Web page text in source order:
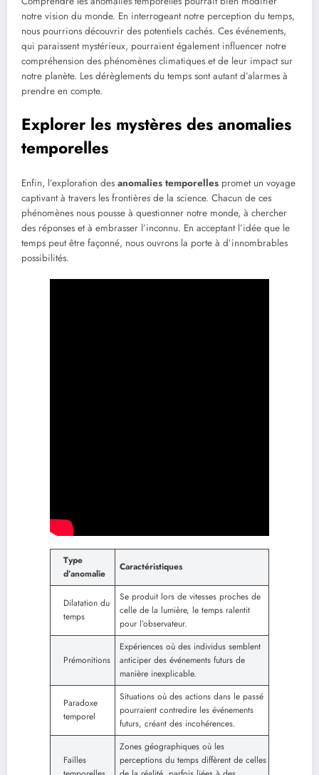
notre vision du monde. En interrogeant notre perception du temps,
nous pourrions découvrir des potentiels cachés. Ces événements,
qui paraissent mystérieux, pourraient également influencer notre
compréhension des phénomènes climatiques et de leur impact sur
notre planète. Les dérèglements du temps sont autant d’alarmes à
prendre en compte.
Explorer les mystères des anomalies
temporelles
Enfin, l’exploration des anomalies temporelles promet un voyage
captivant à travers les frontières de la science. Chacun de ces
phénomènes nous pousse à questionner notre monde, à chercher
des réponses et à embrasser l’inconnu. En acceptant l’idée que le
temps peut être façonné, nous ouvrons la porte à d’innombrables
possibilités.
Type
d’anomalie
Caractéristiques
Dilatation du
temps
Se produit lors de vitesses proches de
celle de la lumière, le temps ralentit
pour l’observateur.
Prémonitions
Expériences où des individus semblent
anticiper des événements futurs de
manière inexplicable.
Paradoxe
temporel
Situations où des actions dans le passé
pourraient contredire les événements
futurs, créant des incohérences.
Failles
Zones géographiques où les
perceptions du temps diffèrent de celles